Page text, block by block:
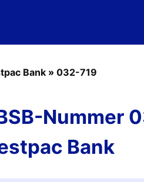
Bank » 032-719
Nummer
Bank